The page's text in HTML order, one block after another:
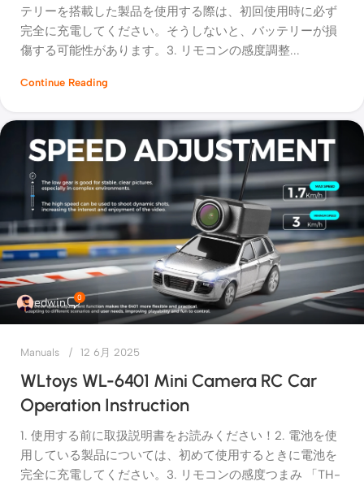
テリーを搭載した製品を使用する際は、初回使用時に必ず
完全に充電してください。そうしないと、バッテリーが損
傷する可能性があります。3. リモコンの感度調整...
Continue Reading
edwin 0
Manuals 12 6月 2025
WLtoys WL-6401 Mini Camera RC Car
Operation Instruction
1. 使用する前に取扱説明書をお読みください！2. 電池を使
用している製品については、初めて使用するときに電池を
完全に充電してください。3. リモコンの感度つまみ 「TH-